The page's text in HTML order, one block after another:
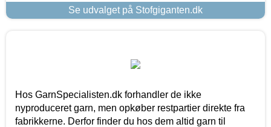
Se udvalget på Stofgiganten.dk
Hos GarnSpecialisten.dk forhandler de ikke
nyproduceret garn, men opkøber restpartier direkte fra
fabrikkerne. Derfor finder du hos dem altid garn til